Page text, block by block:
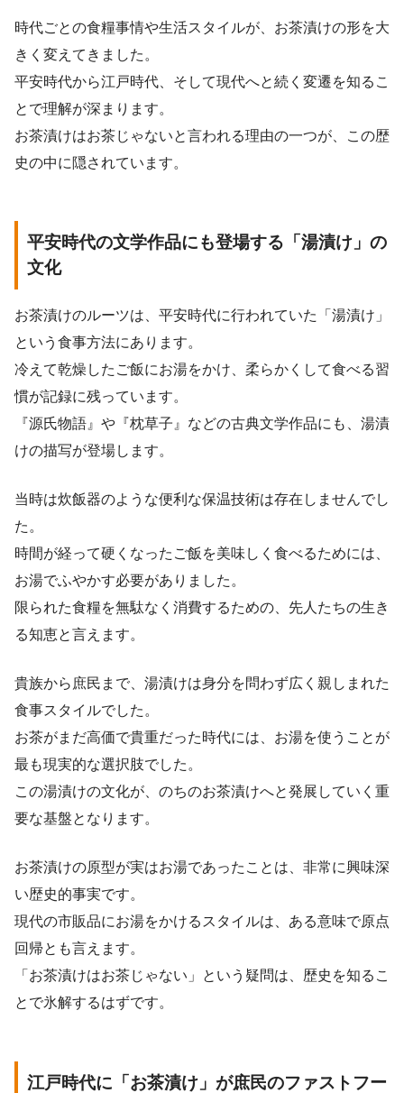
時代ごとの食糧事情や生活スタイルが、お茶漬けの形を大
きく変えてきました。
平安時代から江戸時代、そして現代へと続く変遷を知るこ
とで理解が深まります。
お茶漬けはお茶じゃないと言われる理由の一つが、この歴
史の中に隠されています。
平安時代の文学作品にも登場する「湯漬け」の
文化
お茶漬けのルーツは、平安時代に行われていた「湯漬け」
という食事方法にあります。
冷えて乾燥したご飯にお湯をかけ、柔らかくして食べる習
慣が記録に残っています。
『源氏物語』や『枕草子』などの古典文学作品にも、湯漬
けの描写が登場します。
当時は炊飯器のような便利な保温技術は存在しませんでし
た。
時間が経って硬くなったご飯を美味しく食べるためには、
お湯でふやかす必要がありました。
限られた食糧を無駄なく消費するための、先人たちの生き
る知恵と言えます。
貴族から庶民まで、湯漬けは身分を問わず広く親しまれた
食事スタイルでした。
お茶がまだ高価で貴重だった時代には、お湯を使うことが
最も現実的な選択肢でした。
この湯漬けの文化が、のちのお茶漬けへと発展していく重
要な基盤となります。
お茶漬けの原型が実はお湯であったことは、非常に興味深
い歴史的事実です。
現代の市販品にお湯をかけるスタイルは、ある意味で原点
回帰とも言えます。
「お茶漬けはお茶じゃない」という疑問は、歴史を知るこ
とで氷解するはずです。
江戸時代に「お茶漬け」が庶民のファストフー